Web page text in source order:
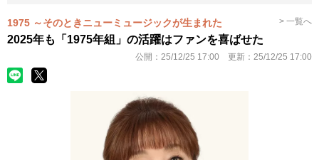
1975 ～そのときニューミュージックが生まれた > 一覧へ
2025年も「1975年組」の活躍はファンを喜ばせた
公開： 25/12/25 17:00 更新： 25/12/25 17:00